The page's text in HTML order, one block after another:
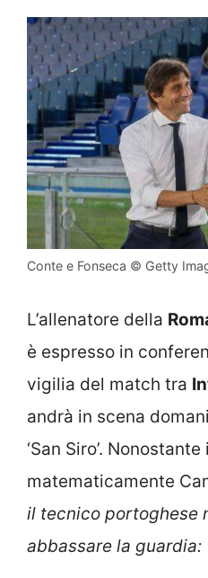
Conte e Fonseca © Getty
L’allenatore della
è espresso in
vigilia del match tra
andrà in scena
‘San Siro’.
matematicamente
il tecnico portoghese
abbassare la guardia: